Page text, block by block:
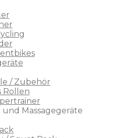
/ Zubehör
Rollen
und Massagegeräte